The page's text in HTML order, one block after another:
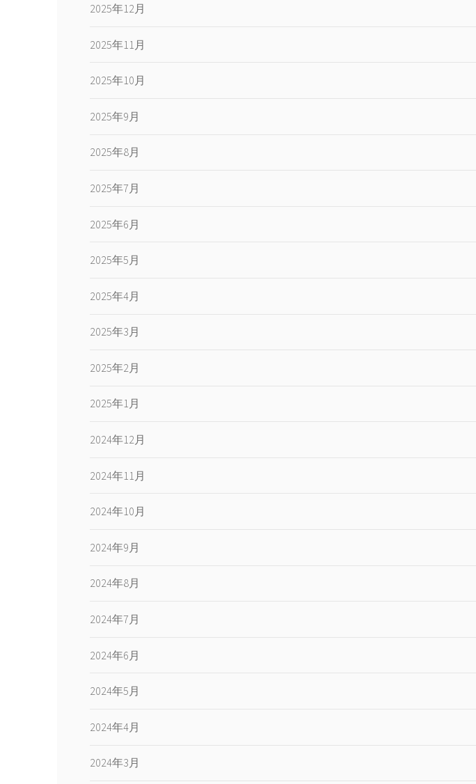
2025年12月
2025年11月
2025年10月
2025年9月
2025年8月
2025年7月
2025年6月
2025年5月
2025年4月
2025年3月
2025年2月
2025年1月
2024年12月
2024年11月
2024年10月
2024年9月
2024年8月
2024年7月
2024年6月
2024年5月
2024年4月
2024年3月